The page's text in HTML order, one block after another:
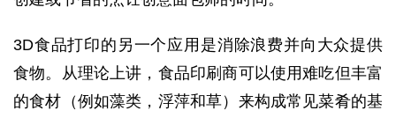
3D食品打印的另一个应用是消除浪费并向大众提供
食物。从理论上讲，食品印刷商可以使用难吃但丰富
的食材（例如藻类，浮萍和草）来构成常见菜肴的基